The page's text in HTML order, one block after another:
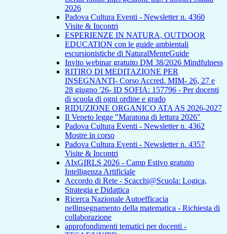
2026
Padova Cultura Eventi - Newsletter n. 4360
Visite & Incontri
ESPERIENZE IN NATURA, OUTDOOR
EDUCATION con le guide ambientali
escursionistiche di NaturalMenteGuide
Invito webinar gratuito DM 38/2026 Mindfulness
RITIRO DI MEDITAZIONE PER
INSEGNANTI- Corso Accred. MIM- 26, 27 e
28 giugno '26- ID SOFIA: 157796 - Per docenti
di scuola di ogni ordine e grado
RIDUZIONE ORGANICO ATA AS 2026-2027
Il Veneto legge "Maratona di lettura 2026"
Padova Cultura Eventi - Newsletter n. 4362
Mostre in corso
Padova Cultura Eventi - Newsletter n. 4357
Visite & Incontri
AIxGIRLS 2026 - Camp Estivo gratuito
Intelligenza Artificiale
Accordo di Rete - Scacchi@Scuola: Logica,
Strategia e Didattica
Ricerca Nazionale Autoefficacia
nellinsegnamento della matematica - Richiesta di
collaborazione
approfondimenti tematici per docenti -